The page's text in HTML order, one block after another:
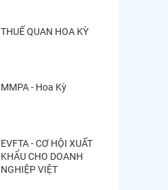
THUẾ QUAN HOA KỲ
MMPA - Hoa Kỳ
EVFTA - CƠ HỘI XUẤT
KHẨU CHO DOANH
NGHIỆP VIỆT